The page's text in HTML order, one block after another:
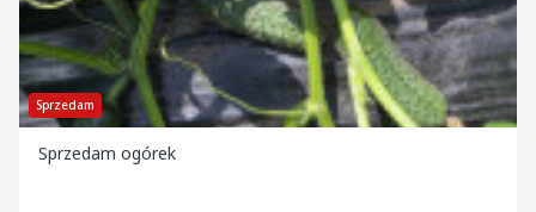
Sprzedam
Sprzedam ogórek